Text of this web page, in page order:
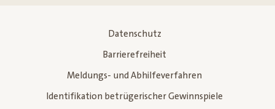
Datenschutz
Barrierefreiheit
Meldungs- und Abhilfeverfahren
Identifikation betrügerischer Gewinnspiele